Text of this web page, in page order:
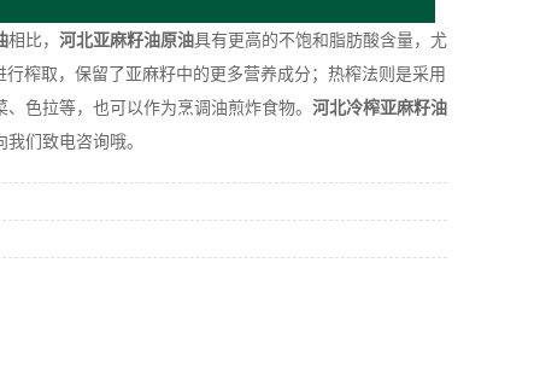
相比， 河北亚麻籽油原油具有更高的不饱和脂肪酸含量，尤
榨取，保留了亚麻籽中的更多营养成分；热榨法则是采用
色拉等，也可以作为烹调油煎炸食物。 河北冷榨亚麻籽油
们致电咨询哦。